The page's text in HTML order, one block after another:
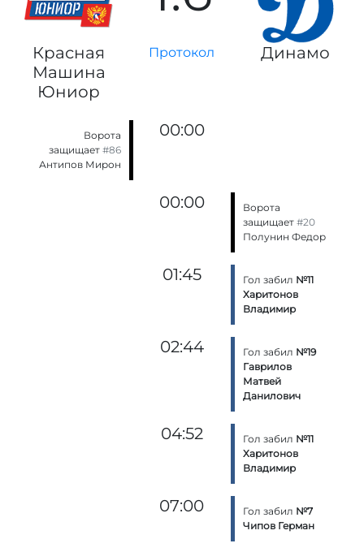
Красная
Машина
Юниор
Протокол Динамо
Ворота
защищает#86
Антипов Мирон
00:00
00:00
Ворота
защищает #20
Полунин Федор
01:45 Гол забил №11
Харитонов
Владимир
02:44 Гол забил №19
Гаврилов
Матвей
Данилович
04:52 Гол забил №11
Харитонов
Владимир
07:00 Гол забил №7
Чипов Герман